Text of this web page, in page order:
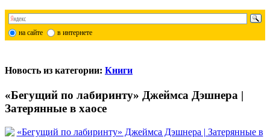
на сайте в интернете
Новость из категории: Книги
«Бегущий по лабиринту» Джеймса Дэшнера |
Затерянные в хаосе